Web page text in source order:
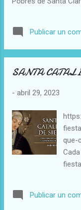
religiosa clarisa
Clara, que
considerada santa
Publicar un
SANTA
- abril 29, 2023
que-
Publicar un